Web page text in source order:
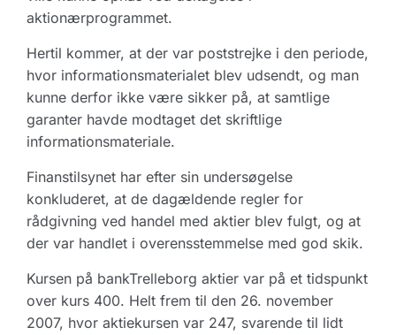
aktionærprogrammet.
Hertil kommer, at der var poststrejke i den periode,
hvor informationsmaterialet blev udsendt, og man
kunne derfor ikke være sikker på, at samtlige
garanter havde modtaget det skriftlige
informationsmateriale.
Finanstilsynet har efter sin undersøgelse
konkluderet, at de dagældende regler for
rådgivning ved handel med aktier blev fulgt, og at
der var handlet i overensstemmelse med god skik.
Kursen på bankTrelleborg aktier var på et tidspunkt
over kurs 400. Helt frem til den 26. november
2007, hvor aktiekursen var 247, svarende til lidt